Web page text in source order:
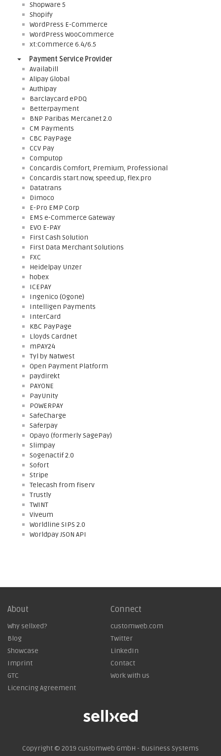
Shopware 5
Shopify
WordPress E-Commerce
WordPress WooCommerce
xt:Commerce 6.4/6.5
Payment Service Provider
Availabill
Alipay Global
Authipay
Barclaycard ePDQ
Betterpayment
BNP Paribas Mercanet 2.0
CM Payments
CBC PayPage
CCV Pay
Computop
Concardis Comfort, Premium, Professional
Concardis start.now, speed.up, flex.pro
Datatrans
Dimoco
E-Pro EMP Corp
EMS e-Commerce Gateway
EVO E-PAY
First Cash Solution
First Data Merchant Solutions
FXC
Heidelpay Unzer
hobex
ICEPAY
Ingenico (Ogone)
Intelligen Payments
InterCard
KBC PayPage
Lloyds Cardnet
mPAY24
Tyl by Natwest
Open Payment Platform
paydirekt
PAYONE
PayUnity
POWERPAY
SafeCharge
Saferpay
Opayo (formerly SagePay)
Slimpay
Sogenactif 2.0
Sofort
Stripe
Telecash from fiserv
Trustly
TWINT
Viveum
Worldline SIPS 2.0
Worldpay JSON API
About
Why sellxed?
Blog
Showcase
Imprint
GTC
Licencing Agreement
Connect
customweb.com
Twitter
LinkedIn
Contact
Work with us
Copyright © 2019 customweb GmbH - Business Systems